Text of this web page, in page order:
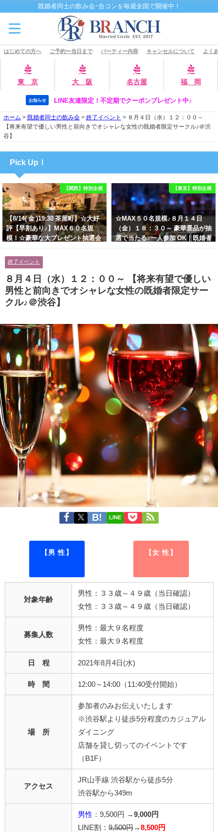
既婚者同士の飲み会･合コンを毎週全国で開催中！
はじめての方へ ご予約〜当日まで パーティー内容 キャンセルについて よく
東 京 大 阪 名古屋 福 岡
お知らせ LINE友達限定！不定期でクーポンプレゼント中♪
ホーム > 既婚者同士の飲み会> 終了イベント > ８月４日（水）１２：００～
【将来有望で優しい男性と前向きでオシャレな女性の既婚者限定サークル♪＠渋
谷】
Pick Up！
【関西】特別企画
【8/14( 金 )19:30 茶屋町】☆大好
評【早割あり♪】MAX６０名規
模！☆豪華な大プレゼント抽選会
男性とオシャレ好きで落ち着いた
大人女性の既婚者限定ビッグパー
ティー♪＠茶屋町】
【東京】特別企画
☆MAX５０名規模♪８月１４日
（金）１８：３０～ 豪華景品が抽
選で当たる♪一人参加 OK｜既婚者
女性の既婚者限定ビッグパーティ
ー♪＠池袋】
終了イベント
８月４日（水）１２：００～ 【将来有望で優しい
男性と前向きでオシャレな女性の既婚者限定サー
クル♪＠渋谷】
LINE
【男 性】 【女 性】
対象年齢
男性：３３歳～４９歳（当日確認）
女性：３３歳～４９歳（当日確認）
募集人数
男性：最大９名程度
女性：最大９名程度
日 程 2021年8月4日(水)
時 間 12:00～14:00（11:40受付開始）
場 所
参加者のみお伝えいたします
※渋谷駅より徒歩5分程度のカジュアル
ダイニング
店舗を貸し切ってのイベントです
（B1F）
アクセス
JR山手線 渋谷駅から徒歩5分
渋谷駅から349m
男性 ：9,500円 → 9,000 円
LINE割： 9,500円 → 8,500円